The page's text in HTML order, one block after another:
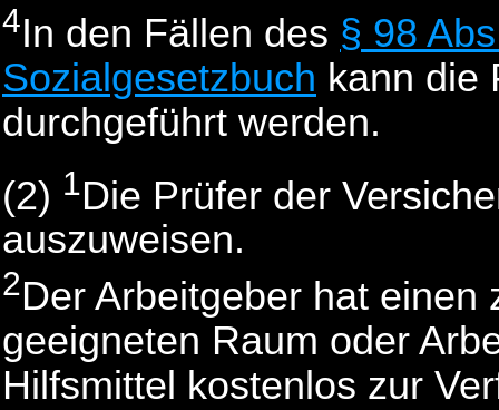
4In den Fällen des § 98
Sozialgesetzbuch kann die
durchgeführt werden.
(2) 1Die Prüfer der
auszuweisen.
2Der Arbeitgeber hat
geeigneten Raum oder
Hilfsmittel kostenlos zur